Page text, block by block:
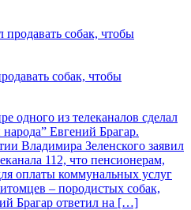
собак, чтобы
одного из телеканалов сделал
Евгений Брагар.
Владимира Зеленского заявил
112, что пенсионерам,
оплаты коммунальных услуг
– породистых собак,
Брагар ответил на […]